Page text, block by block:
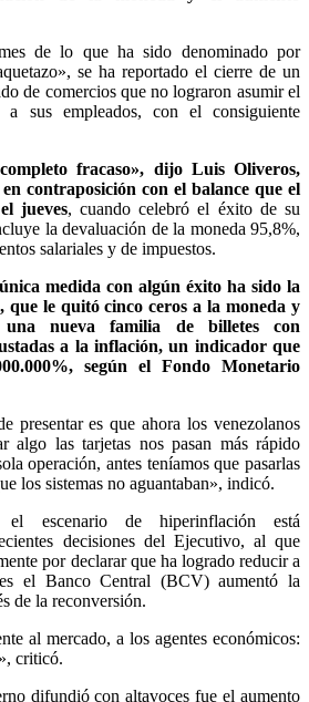
de lo que ha sido denominado por
se ha reportado el cierre de un
de comercios que no lograron asumir el
sus empleados, con el consiguiente
fracaso», dijo Luis Oliveros,
contraposición con el balance que el
jueves, cuando celebró el éxito de su
la devaluación de la moneda 95,8%,
salariales y de impuestos.
medida con algún éxito ha sido la
que le quitó cinco ceros a la moneda y
nueva familia de billetes con
a la inflación, un indicador que
según el Fondo Monetario
presentar es que ahora los venezolanos
algo las tarjetas nos pasan más rápido
operación, antes teníamos que pasarlas
los sistemas no aguantaban», indicó.
escenario de hiperinflación está
decisiones del Ejecutivo, al que
por declarar que ha logrado reducir a
el Banco Central (BCV) aumentó la
de la reconversión.
al mercado, a los agentes económicos:
criticó.
difundió con altavoces fue el aumento